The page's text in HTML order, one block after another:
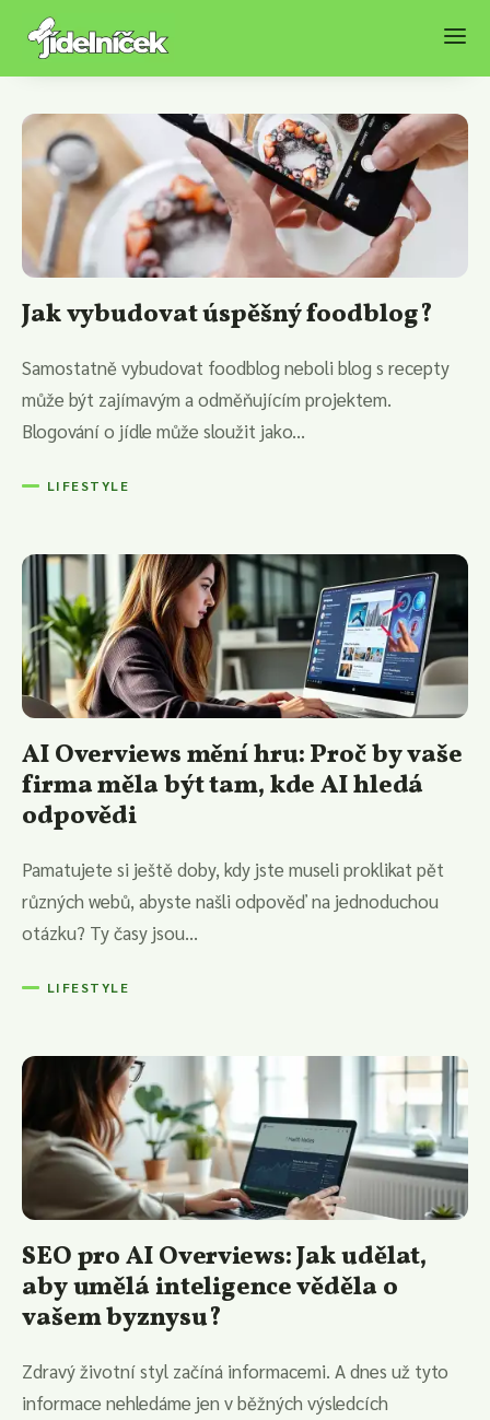
Jak vybudovat úspěšný foodblog?
Samostatně vybudovat foodblog neboli blog s recepty
může být zajímavým a odměňujícím projektem.
Blogování o jídle může sloužit jako...
LIFESTYLE
AI Overviews mění hru: Proč by vaše
firma měla být tam, kde AI hledá
odpovědi
Pamatujete si ještě doby, kdy jste museli proklikat pět
různých webů, abyste našli odpověď na jednoduchou
otázku? Ty časy jsou...
LIFESTYLE
SEO pro AI Overviews: Jak udělat,
aby umělá inteligence věděla o
vašem byznysu?
Zdravý životní styl začíná informacemi. A dnes už tyto
informace nehledáme jen v běžných výsledcích